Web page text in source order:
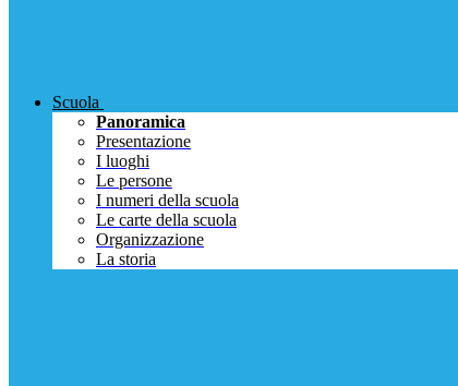
Scuola
Panoramica
Presentazione
I luoghi
Le persone
I numeri della scuola
Le carte della scuola
Organizzazione
La storia